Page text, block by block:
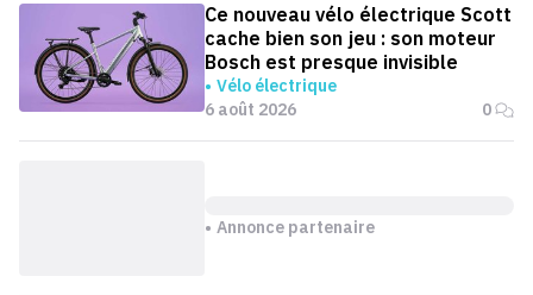
Ce nouveau vélo électrique Scott
cache bien son jeu : son moteur
Bosch est presque invisible
Vélo électrique
6 août 2026
0
Annonce partenaire